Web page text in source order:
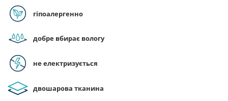
Brawl
кількість
гіпоалергенно
добре вбирає вологу
не електризується
двошарова тканина